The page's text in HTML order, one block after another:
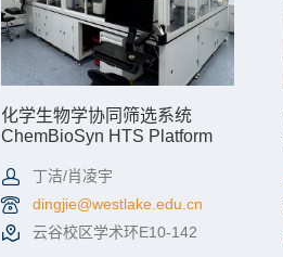
化学生物学协同筛选系统
ChemBioSyn HTS Platform
丁洁/肖凌宇
dingjie@westlake.edu.cn
云谷校区学术环E10-142